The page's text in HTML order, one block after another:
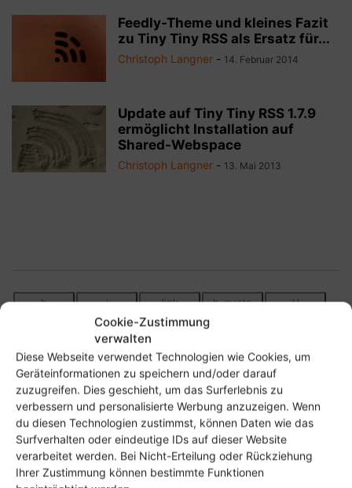
Cookie-Zustimmung
verwalten
Diese Webseite verwendet Technologien wie Cookies, um
Geräteinformationen zu speichern und/oder darauf
zuzugreifen. Dies geschieht, um das Surferlebnis zu
verbessern und personalisierte Werbung anzuzeigen. Wenn
du diesen Technologien zustimmst, können Daten wie das
Surfverhalten oder eindeutige IDs auf dieser Website
verarbeitet werden. Bei Nicht-Erteilung oder Rückziehung
Ihrer Zustimmung können bestimmte Funktionen
Feedly-Theme und kleines Fazit
zu Tiny Tiny RSS als Ersatz für...
Christoph Langner - 14. Februar 2014
Update auf Tiny Tiny RSS 1.7.9
ermöglicht Installation auf
Shared-Webspace
Christoph Langner - 13. Mai 2013